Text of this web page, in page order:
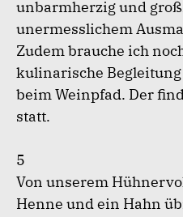
unbarmherzig und
unermesslichem
Zudem brauche ich
kulinarische
beim Weinpfad. Der
statt.
5
Von unserem
Henne und ein Hahn